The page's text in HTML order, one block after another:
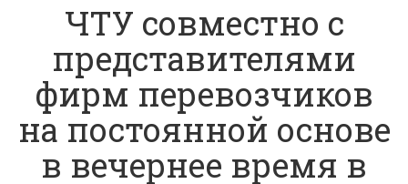
ЧТУ совместно с
представителями
фирм перевозчиков
на постоянной основе
в вечернее время в